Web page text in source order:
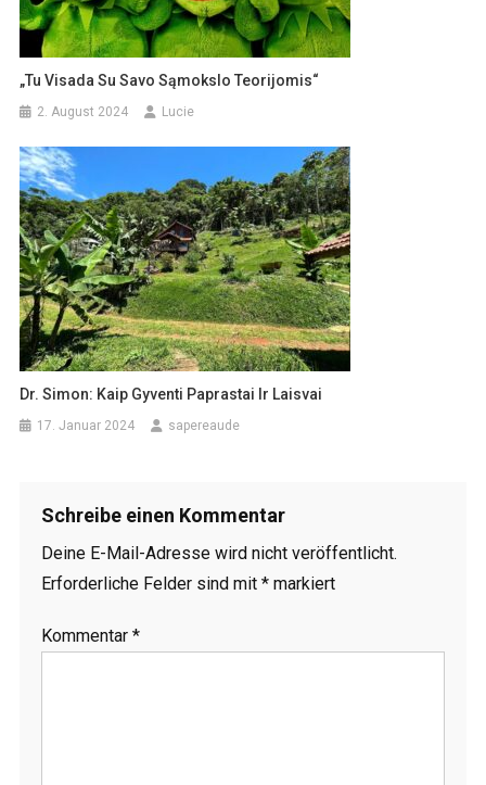
„Tu Visada Su Savo Sąmokslo Teorijomis“
2. August 2024 Lucie
Dr. Simon: Kaip Gyventi Paprastai Ir Laisvai
17. Januar 2024 sapereaude
Schreibe einen Kommentar
Deine E-Mail-Adresse wird nicht veröffentlicht.
Erforderliche Felder sind mit *markiert
Kommentar *